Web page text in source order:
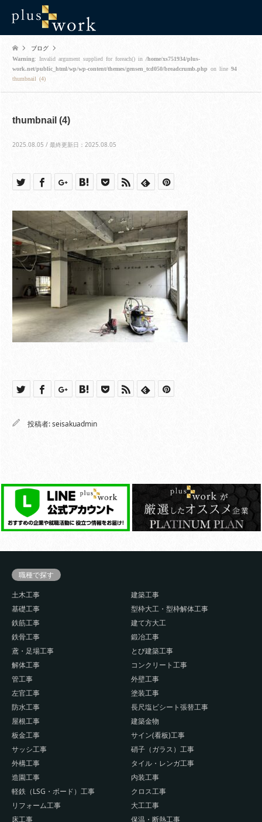
ブログ
Warning: Invalid argument supplied for foreach() in /home/xs751934/plus-
work.net/public_html/wp/wp-content/themes/gensen_tcd050/breadcrumb.php on line 94
thumbnail (4)
thumbnail (4)
2025.08.05 / 最終更新日：2025.08.05
投稿者:seisakuadmin
職種で探す
土木工事
建築工事
基礎工事
型枠大工・型枠解体工事
鉄筋工事
建て方大工
鉄骨工事
鍛冶工事
鳶・足場工事
とび建築工事
解体工事
コンクリート工事
管工事
外壁工事
左官工事
塗装工事
防水工事
長尺塩ビシート張替工事
屋根工事
建築金物
板金工事
サイン(看板)工事
サッシ工事
硝子（ガラス）工事
外構工事
タイル・レンガ工事
造園工事
内装工事
軽鉄（LSG・ボード）工事
クロス工事
リフォーム工事
大工工事
床工事
保温・断熱工事